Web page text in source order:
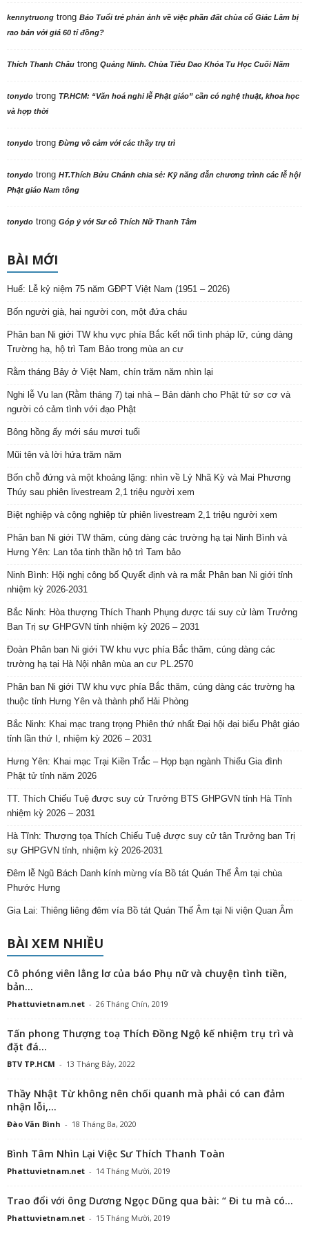
kennytruong trong Báo Tuổi trẻ phản ảnh về việc phần đất chùa cổ Giác Lâm bị
rao bán với giá 60 tỉ đồng?
Thích Thanh Châu trong Quảng Ninh. Chùa Tiêu Dao Khóa Tu Học Cuối Năm
tonydo trong TP.HCM: “Văn hoá nghi lễ Phật giáo” cần có nghệ thuật, khoa học
và hợp thời
tonydo trong Đừng vô cảm với các thầy trụ trì
tonydo trong HT.Thích Bửu Chánh chia sẻ: Kỹ năng dẫn chương trình các lễ hội
Phật giáo Nam tông
tonydo trong Góp ý với Sư cô Thích Nữ Thanh Tâm
BÀI MỚI
Huế: Lễ kỷ niệm 75 năm GĐPT Việt Nam (1951 – 2026)
Bốn người già, hai người con, một đứa cháu
Phân ban Ni giới TW khu vực phía Bắc kết nối tình pháp lữ, cúng dàng
Trường hạ, hộ trì Tam Bảo trong mùa an cư
Rằm tháng Bảy ở Việt Nam, chín trăm năm nhìn lại
Nghi lễ Vu lan (Rằm tháng 7) tại nhà – Bản dành cho Phật tử sơ cơ và
người có cảm tình với đạo Phật
Bông hồng ấy mới sáu mươi tuổi
Mũi tên và lời hứa trăm năm
Bốn chỗ đứng và một khoảng lặng: nhìn về Lý Nhã Kỳ và Mai Phương
Thúy sau phiên livestream 2,1 triệu người xem
Biệt nghiệp và cộng nghiệp từ phiên livestream 2,1 triệu người xem
Phân ban Ni giới TW thăm, cúng dàng các trường hạ tại Ninh Bình và
Hưng Yên: Lan tỏa tinh thần hộ trì Tam bảo
Ninh Bình: Hội nghị công bố Quyết định và ra mắt Phân ban Ni giới tỉnh
nhiệm kỳ 2026-2031
Bắc Ninh: Hòa thượng Thích Thanh Phụng được tái suy cử làm Trưởng
Ban Trị sự GHPGVN tỉnh nhiệm kỳ 2026 – 2031
Đoàn Phân ban Ni giới TW khu vực phía Bắc thăm, cúng dàng các
trường hạ tại Hà Nội nhân mùa an cư PL.2570
Phân ban Ni giới TW khu vực phía Bắc thăm, cúng dàng các trường hạ
thuộc tỉnh Hưng Yên và thành phố Hải Phòng
Bắc Ninh: Khai mạc trang trọng Phiên thứ nhất Đại hội đại biểu Phật giáo
tỉnh lần thứ I, nhiệm kỳ 2026 – 2031
Hưng Yên: Khai mạc Trại Kiền Trắc – Họp bạn ngành Thiếu Gia đình
Phật tử tỉnh năm 2026
TT. Thích Chiếu Tuệ được suy cử Trưởng BTS GHPGVN tỉnh Hà Tĩnh
nhiệm kỳ 2026 – 2031
Hà Tĩnh: Thượng tọa Thích Chiếu Tuệ được suy cử tân Trưởng ban Trị
sự GHPGVN tỉnh, nhiệm kỳ 2026-2031
Đêm lễ Ngũ Bách Danh kính mừng vía Bồ tát Quán Thế Âm tại chùa
Phước Hưng
Gia Lai: Thiêng liêng đêm vía Bồ tát Quán Thế Âm tại Ni viện Quan Âm
BÀI XEM NHIỀU
Cô phóng viên lẳng lơ của báo Phụ nữ và chuyện tình tiền,
bản...
Phattuvietnam.net - 26 Tháng Chín, 2019
Tấn phong Thượng toạ Thích Đồng Ngộ kế nhiệm trụ trì và
đặt đá...
BTV TP.HCM - 13 Tháng Bảy, 2022
Thầy Nhật Từ không nên chối quanh mà phải có can đảm
nhận lỗi,...
Đào Văn Bình - 18 Tháng Ba, 2020
Bình Tâm Nhìn Lại Việc Sư Thích Thanh Toàn
Phattuvietnam.net - 14 Tháng Mười, 2019
Trao đổi với ông Dương Ngọc Dũng qua bài: “ Đi tu mà có...
Phattuvietnam.net - 15 Tháng Mười, 2019